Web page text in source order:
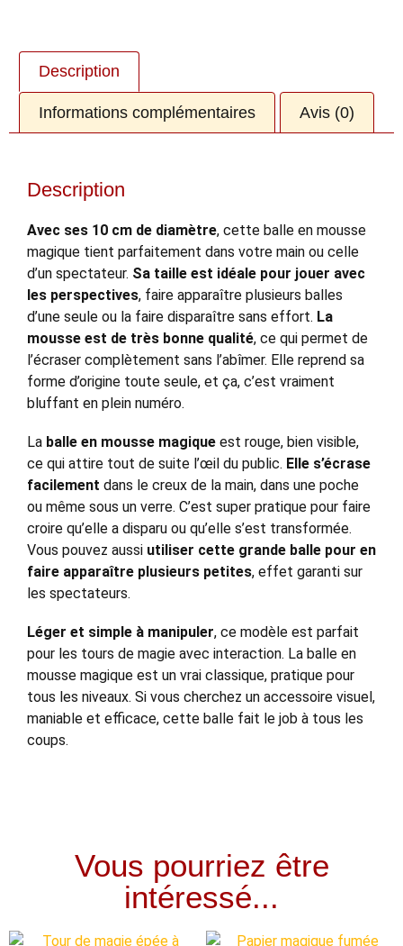
Description
Informations complémentaires Avis (0)
Description
Avec ses 10 cm de diamètre, cette balle en mousse
magique tient parfaitement dans votre main ou celle
d’un spectateur. Sa taille est idéale pour jouer avec
les perspectives, faire apparaître plusieurs balles
d’une seule ou la faire disparaître sans effort. La
mousse est de très bonne qualité, ce qui permet de
l’écraser complètement sans l’abîmer. Elle reprend sa
forme d’origine toute seule, et ça, c’est vraiment
bluffant en plein numéro.
La balle en mousse magique est rouge, bien visible,
ce qui attire tout de suite l’œil du public. Elle s’écrase
facilement dans le creux de la main, dans une poche
ou même sous un verre. C’est super pratique pour faire
croire qu’elle a disparu ou qu’elle s’est transformée.
Vous pouvez aussi utiliser cette grande balle pour en
faire apparaître plusieurs petites, effet garanti sur
les spectateurs.
Léger et simple à manipuler, ce modèle est parfait
pour les tours de magie avec interaction. La balle en
mousse magique est un vrai classique, pratique pour
tous les niveaux. Si vous cherchez un accessoire visuel,
maniable et efficace, cette balle fait le job à tous les
coups.
Vous pourriez être
intéressé...